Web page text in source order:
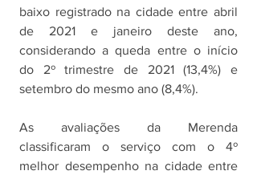
baixo registrado na cidade entre abril
de 2021 e janeiro deste ano,
considerando a queda entre o início
do 2º trimestre de 2021 (13,4%) e
setembro do mesmo ano (8,4%).
As avaliações da Merenda
classificaram o serviço com o 4º
melhor desempenho na cidade entre